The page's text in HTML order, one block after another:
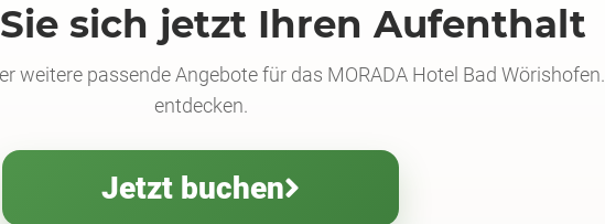
sich jetzt Ihren Aufenthalt
weitere passende Angebote für das MORADA Hotel Bad Wörishofen.
entdecken.
Jetzt buchen